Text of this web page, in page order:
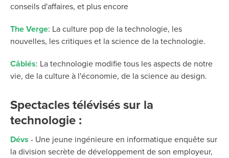
conseils d'affaires, et plus encore
The Verge: La culture pop de la technologie, les
nouvelles, les critiques et la science de la technologie.
Câblés: La technologie modifie tous les aspects de notre
vie, de la culture à l'économie, de la science au design.
Spectacles télévisés sur la
technologie :
Dévs - Une jeune ingénieure en informatique enquête sur
la division secrète de développement de son employeur,